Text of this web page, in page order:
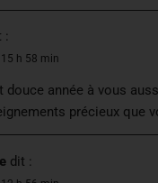
:
h 58 min
douce année à vous
précieux que
dit :